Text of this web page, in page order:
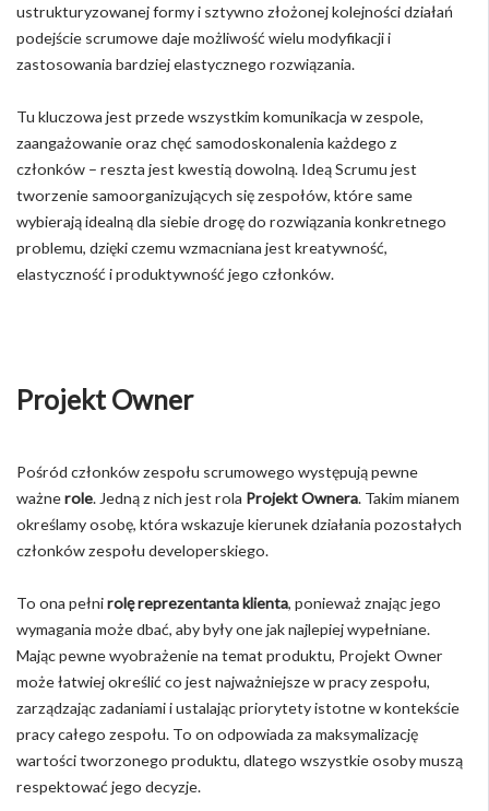
ustrukturyzowanej formy i sztywno złożonej kolejności działań
podejście scrumowe daje możliwość wielu modyfikacji i
zastosowania bardziej elastycznego rozwiązania.
Tu kluczowa jest przede wszystkim komunikacja w zespole,
zaangażowanie oraz chęć samodoskonalenia każdego z
członków – reszta jest kwestią dowolną. Ideą Scrumu jest
tworzenie samoorganizujących się zespołów, które same
wybierają idealną dla siebie drogę do rozwiązania konkretnego
problemu, dzięki czemu wzmacniana jest kreatywność,
elastyczność i produktywność jego członków.
Projekt Owner
Pośród członków zespołu scrumowego występują pewne
ważnerole. Jedną z nich jest rola Projekt Ownera. Takim mianem
określamy osobę, która wskazuje kierunek działania pozostałych
członków zespołu developerskiego.
To ona pełnirolę reprezentanta klienta, ponieważ znając jego
wymagania może dbać, aby były one jak najlepiej wypełniane.
Mając pewne wyobrażenie na temat produktu, Projekt Owner
może łatwiej określić co jest najważniejsze w pracy zespołu,
zarządzając zadaniami i ustalając priorytety istotne w kontekście
pracy całego zespołu. To on odpowiada za maksymalizację
wartości tworzonego produktu, dlatego wszystkie osoby muszą
respektować jego decyzje.